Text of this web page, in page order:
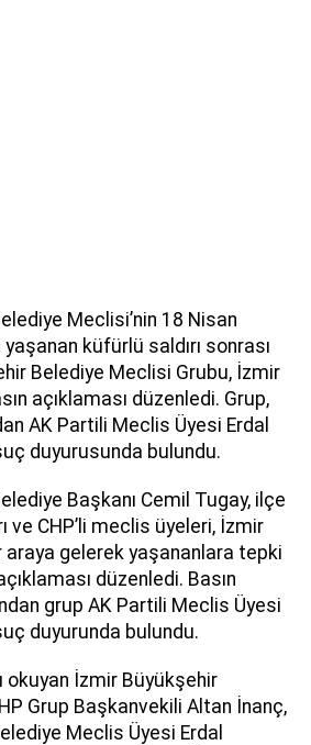
Meclisi’nin 18 Nisan
küfürlü saldırı sonrası
Belediye Meclisi Grubu, İzmir
açıklaması düzenledi. Grup,
AK Partili Meclis Üyesi Erdal
duyurusunda bulundu.
Başkanı Cemil Tugay, ilçe
ve CHP’li meclis üyeleri, İzmir
araya gelerek yaşananlara tepki
düzenledi. Basın
grup AK Partili Meclis Üyesi
duyurunda bulundu.
okuyan İzmir Büyükşehir
Grup Başkanvekili Altan İnanç,
Meclis Üyesi Erdal